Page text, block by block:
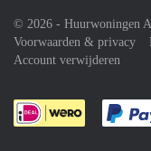
© 2026 - Huurwoningen
Voorwaarden & privacy
Account verwijderen